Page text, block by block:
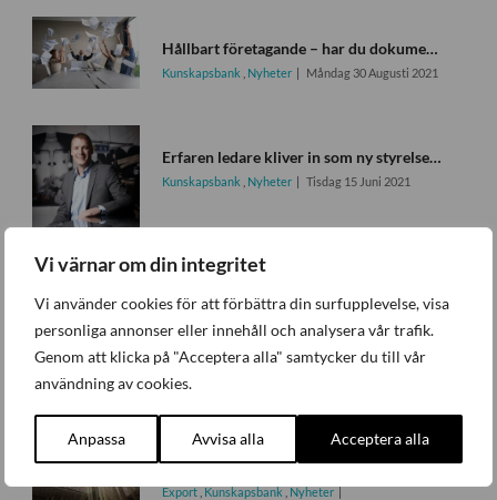
Vi värnar om din integritet
Vi använder cookies för att förbättra din surfupplevelse, visa
personliga annonser eller innehåll och analysera vår trafik.
Genom att klicka på "Acceptera alla" samtycker du till vår
användning av cookies.
Anpassa Avvisa alla Acceptera alla
Hållbart företagande – har du dokumenten på plats?
Kunskapsbank Nyheter Måndag 30 Augusti 2021
Erfaren ledare kliver in som ny styrelseordförande i Svensk Industriförening
Kunskapsbank Nyheter Tisdag 15 Juni 2021
Konkurrensklausul i anställningsavtalet
Juristerna svarar,Kunskapsbank,Nyheter
Onsdag 12 Maj 2021
Världsutställningen Expo 2020 i sikte – en nystart för svensk export
Export,Kunskapsbank,Nyheter